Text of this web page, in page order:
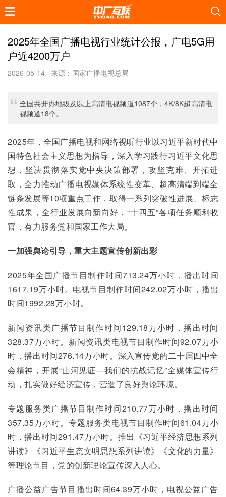
2025年全国广播电视行业统计公报，广电5G用
户近4200万户
2026-05-14 来源：国家广播电视总局
全国共开办地级及以上高清电视频道1087个，4K/8K超高清电
视频道18个。
2025年，全国广播电视和网络视听行业以习近平新时代中
国特色社会主义思想为指导，深入学习践行习近平文化思
想，坚决贯彻落实党中央决策部署，攻坚克难、开拓进
取，全力推动广播电视媒体系统性变革、超高清端到端全
链条发展等10项重点工作，取得一系列突破性进展、标志
性成果，全行业发展向新向好，“十四五”各项任务顺利收
官，有力服务党和国家工作大局。
一加强舆论引导，重大主题宣传创新出彩
2025年全国广播节目制作时间713.24万小时，播出时间
1617.19万小时。电视节目制作时间242.02万小时，播出
时间1992.28万小时。
新闻资讯类广播节目制作时间129.18万小时，播出时间
328.37万小时。新闻资讯类电视节目制作时间92.07万小
时，播出时间276.14万小时。深入宣传党的二十届四中全
会精神，开展“山河见证—我们的抗战记忆”全媒体宣传行
动，扎实做好经济宣传，营造了良好舆论环境。
专题服务类广播节目制作时间210.77万小时，播出时间
357.35万小时。专题服务类电视节目制作时间61.04万小
时，播出时间291.47万小时。推出《习近平经济思想系列
讲读》《习近平生态文明思想系列讲读》《文化的力量》
等理论节目，党的创新理论宣传深入人心。
广播公益广告节目播出时间64.39万小时，电视公益广告